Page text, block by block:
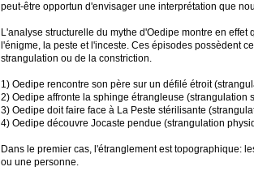
peut-être opportun d'envisager une interprétation que
L'analyse structurelle du mythe d'Oedipe montre en
l'énigme, la peste et l'inceste. Ces épisodes possèdent
strangulation ou de la constriction.
1) Oedipe rencontre son père sur un défilé étroit
2) Oedipe affronte la sphinge étrangleuse (strangulation
3) Oedipe doit faire face à La Peste stérilisante
4) Oedipe découvre Jocaste pendue (strangulation
Dans le premier cas, l'étranglement est topographique:
ou une personne.